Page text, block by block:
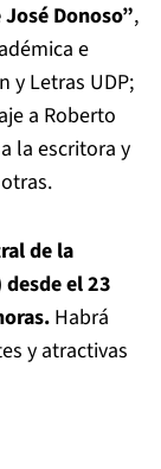
Donoso”,
e
y Letras UDP;
a Roberto
la escritora y
de la
el 23
Habrá
y atractivas